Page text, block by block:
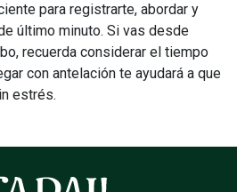
para registrarte, abordar y
último minuto. Si vas desde
recuerda considerar el tiempo
con antelación te ayudará a que
estrés.